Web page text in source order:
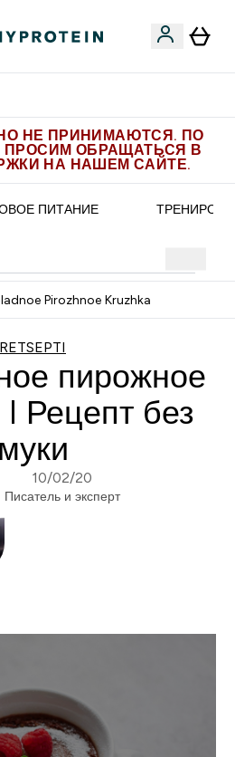
НЕ ПРИНИМАЮТСЯ. ПО
ПРОСИМ ОБРАЩАТЬСЯ В
НА НАШЕМ САЙТЕ.
ПИТАНИЕ
Pirozhnoe Kruzhka
RETSEPTI
пирожное
I Рецепт без
муки
10/02/20
Писатель и эксперт